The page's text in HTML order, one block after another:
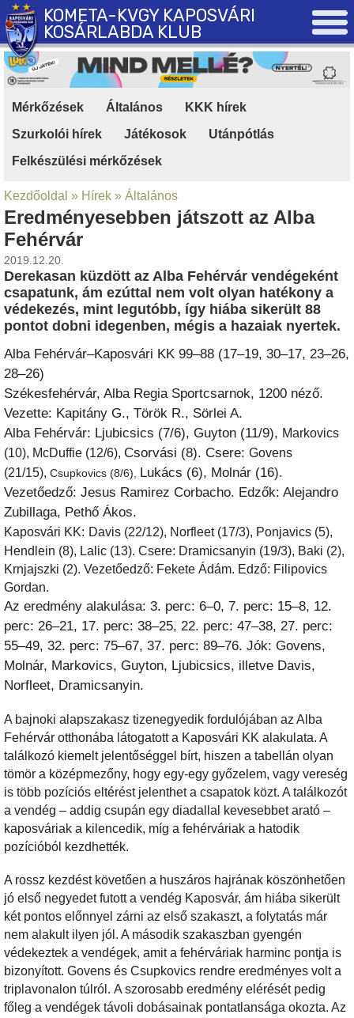
KOMETA-KVGY KAPOSVÁRI
KOSÁRLABDA KLUB
Mérkőzések Általános KKK hírek
Szurkolói hírek
Játékosok Utánpótlás
Felkészülési mérkőzések
Kezdőoldal » Hírek » Általános
Eredményesebben játszott az Alba
Fehérvár
2019.12.20.
Derekasan küzdött az Alba Fehérvár vendégeként
csapatunk, ám ezúttal nem volt olyan hatékony a
védekezés, mint legutóbb, így hiába sikerült 88
pontot dobni idegenben, mégis a hazaiak nyertek.
Alba Fehérvár–Kaposvári KK 99–88 (17–19, 30–17, 23–26,
28–26)
Székesfehérvár, Alba Regia Sportcsarnok, 1200 néző.
Vezette: Kapitány G., Török R., Sörlei A.
Alba Fehérvár: Ljubicsics (7/6), Guyton (11/9), Markovics
(10), McDuffie (12/6), Csorvási (8). Csere: Govens
(21/15), Csupkovics (8/6), Lukács (6), Molnár (16).
Vezetőedző: Jesus Ramirez Corbacho. Edzők: Alejandro
Zubillaga, Pethő Ákos.
Kaposvári KK: Davis (22/12), Norfleet (17/3), Ponjavics (5),
Hendlein (8), Lalic (13). Csere: Dramicsanyin (19/3), Baki (2),
Krnjajszki (2). Vezetőedző: Fekete Ádám. Edző: Filipovics
Gordan.
Az eredmény alakulása: 3. perc: 6–0, 7. perc: 15–8, 12.
perc: 26–21, 17. perc: 38–25, 22. perc: 47–38, 27. perc:
55–49, 32. perc: 75–67, 37. perc: 89–76. Jók: Govens,
Molnár, Markovics, Guyton, Ljubicsics, illetve Davis,
Norfleet, Dramicsanyin.
A bajnoki alapszakasz tizenegyedik fordulójában az Alba
Fehérvár otthonába látogatott a Kaposvári KK alakulata. A
találkozó kiemelt jelentőséggel bírt, hiszen a tabellán olyan
tömör a középmezőny, hogy egy-egy győzelem, vagy vereség
is több pozíciós eltérést jelenthet a csapatok közt. A találkozót
a vendég – addig csupán egy diadallal kevesebbet arató –
kaposváriak a kilencedik, míg a fehérváriak a hatodik
pozícióból kezdhették.
A rossz kezdést követően a huszáros hajrának köszönhetően
jó első negyedet futott a vendég Kaposvár, ám hiába sikerült
két pontos előnnyel zárni az első szakaszt, a folytatás már
nem alakult ilyen jól. A második szakaszban gyengén
védekeztek a vendégek, amit a fehérváriak harminc pontja is
bizonyított. Govens és Csupkovics rendre eredményes volt a
triplavonalon túlról. A szorosabb eredmény elérését pedig
főleg a vendégek távoli dobásainak pontatlansága okozta. Az